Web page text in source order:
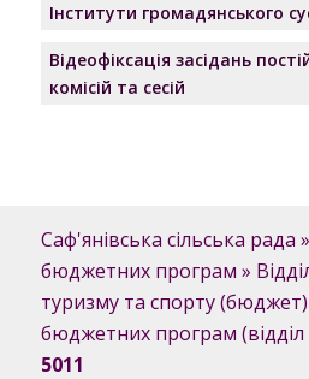
Інститути громадянського
Відеофіксація засідань
комісій та сесій
Саф'янівська сільська рада »
бюджетних програм »
туризму та спорту (бюджет)
бюджетних програм
5011